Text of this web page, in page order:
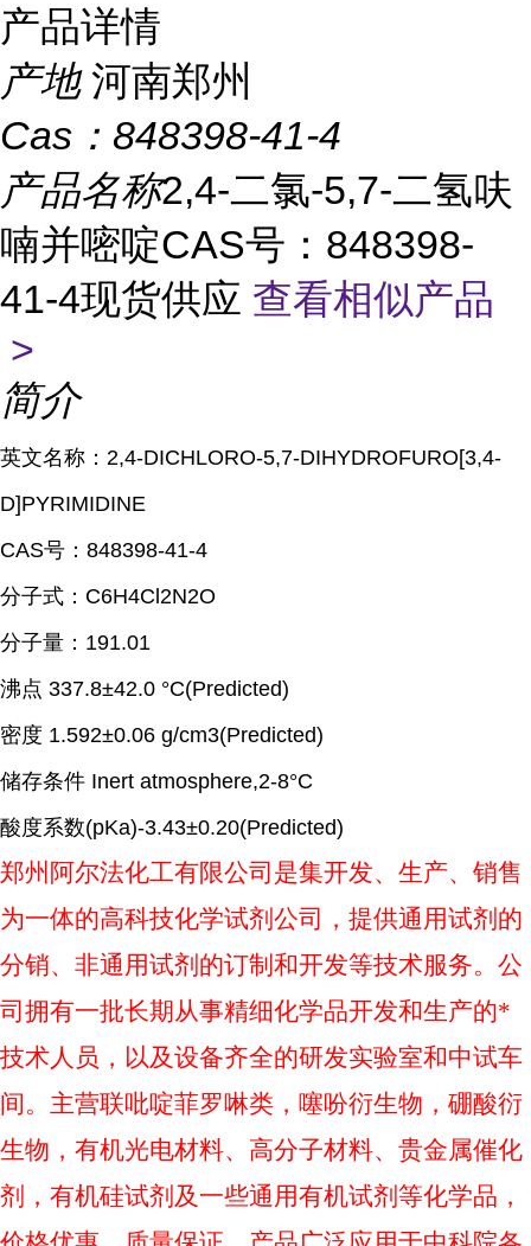
产品详情
产地 河南郑州
Cas： 848398-41-4
产品名称2,4-二氯-5,7-二氢呋
喃并嘧啶CAS号：848398-
41-4现货供应 查看相似产品
>
简介
英文名称： 2,4-DICHLORO-5,7-DIHYDROFURO[3,4-
D]PYRIMIDINE
CAS号： 848398-41-4
分子式： C6H4Cl2N2O
分子量： 191.01
沸点 337.8±42.0 °C(Predicted)
密度 1.592±0.06 g/cm3(Predicted)
储存条件 Inert atmosphere,2-8°C
酸度系数(pKa)-3.43±0.20(Predicted)
郑州阿尔法化工有限公司是集开发、生产、销售
为一体的高科技化学试剂公司，提供通用试剂的
分销、非通用试剂的订制和开发等技术服务。公
司拥有一批长期从事精细化学品开发和生产的*
技术人员，以及设备齐全的研发实验室和中试车
间。主营联吡啶菲罗啉类，噻吩衍生物，硼酸衍
生物，有机光电材料、高分子材料、贵金属催化
剂，有机硅试剂及一些通用有机试剂等化学品，